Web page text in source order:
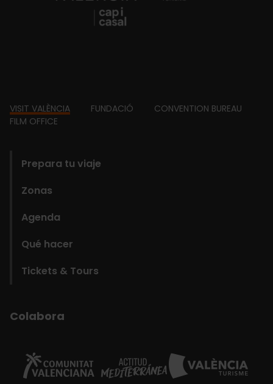
Footer
VISIT VALÈNCIA FUNDACIÓ
CONVENTION BUREAU
FILM OFFICE
Prepara tu viaje
Zonas
Agenda
Qué hacer
Tickets & Tours
Colabora